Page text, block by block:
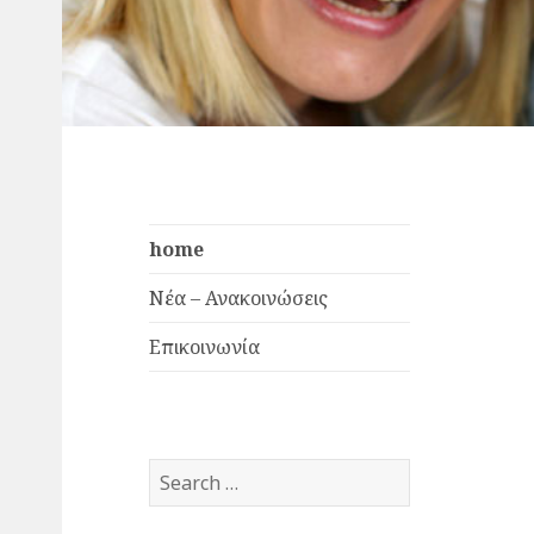
home
Νέα – Ανακοινώσεις
Επικοινωνία
Search
for: